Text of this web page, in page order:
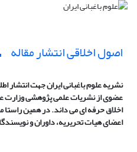
اصول اخلاقی انتشار مقاله
نشریه علوم باغبانی ایران جهت
عضوی از نشریات علمی پژوهشی وزارت
اخلاق حرفه ای می داند. در همین راستا
اعضای هیات تحریریه، داوران و